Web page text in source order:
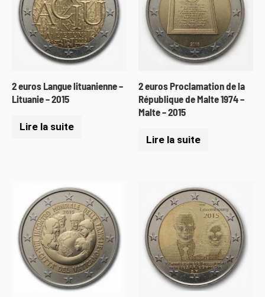
2 euros Langue lituanienne –
Lituanie – 2015
Lire la suite
2 euros Proclamation de la
République de Malte 1974 –
Malte – 2015
Lire la suite